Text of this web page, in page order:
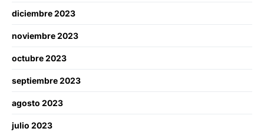
diciembre 2023
noviembre 2023
octubre 2023
septiembre 2023
agosto 2023
julio 2023